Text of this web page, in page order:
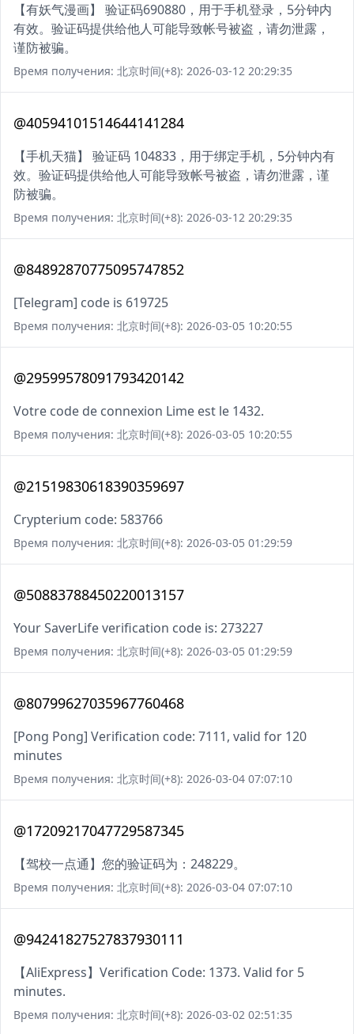
【有妖气漫画】 验证码690880，用于手机登录，5分钟内
有效。验证码提供给他人可能导致帐号被盗，请勿泄露，
谨防被骗。
Время получения: 北京时间(+8): 2026-03-12 20:29:35
@40594101514644141284
【手机天猫】 验证码 104833，用于绑定手机，5分钟内有
效。验证码提供给他人可能导致帐号被盗，请勿泄露，谨
防被骗。
Время получения: 北京时间(+8): 2026-03-12 20:29:35
@84892870775095747852
[Telegram] code is 619725
Время получения: 北京时间(+8): 2026-03-05 10:20:55
@29599578091793420142
Votre code de connexion Lime est le 1432.
Время получения: 北京时间(+8): 2026-03-05 10:20:55
@21519830618390359697
Crypterium code: 583766
Время получения: 北京时间(+8): 2026-03-05 01:29:59
@50883788450220013157
Your SaverLife verification code is: 273227
Время получения: 北京时间(+8): 2026-03-05 01:29:59
@80799627035967760468
[Pong Pong] Verification code: 7111, valid for 120
minutes
Время получения: 北京时间(+8): 2026-03-04 07:07:10
@17209217047729587345
【驾校一点通】您的验证码为：248229。
Время получения: 北京时间(+8): 2026-03-04 07:07:10
@94241827527837930111
【AliExpress】Verification Code: 1373. Valid for 5
minutes.
Время получения: 北京时间(+8): 2026-03-02 02:51:35